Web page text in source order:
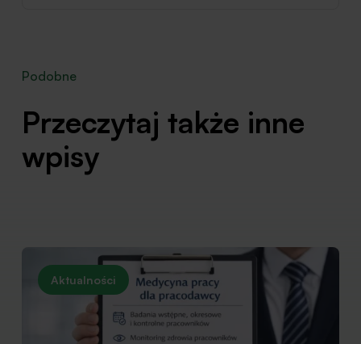
Podobne
Przeczytaj także inne
wpisy
Aktualności